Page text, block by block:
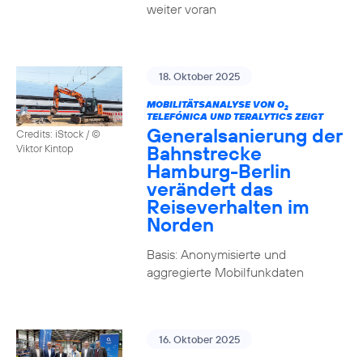
weiter voran
Credits: iStock / ©
Viktor Kintop
18. Oktober 2025
MOBILITÄTSANALYSE VON O2
TELEFÓNICA UND TERALYTICS ZEIGT
Generalsanierung der
Bahnstrecke
Hamburg-Berlin
verändert das
Reiseverhalten im
Norden
Basis: Anonymisierte und
aggregierte Mobilfunkdaten
16. Oktober 2025